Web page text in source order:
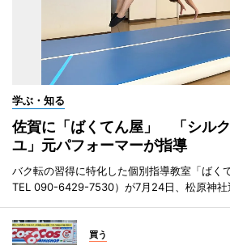
学ぶ・知る
佐賀に「ばくてん屋」 「シル
ユ」元パフォーマーが指導
バク転の習得に特化した個別指導教室「ばく
TEL 090-6429-7530）が7月24日、松原神社
買う